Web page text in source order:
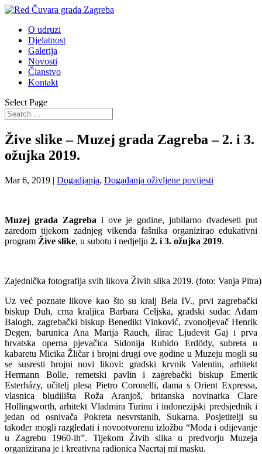
O udruzi
Djelatnost
Galerija
Novosti
Članstvo
Kontakt
Select Page
Žive slike – Muzej grada Zagreba – 2. i 3.
ožujka 2019.
Mar 6, 2019 | Dogadjanja, Događanja oživljene povijesti
Muzej grada Zagreba i ove je godine, jubilarno dvadeseti put
zaredom tijekom zadnjeg vikenda fašnika organizirao edukativni
program Žive slike, u subotu i nedjelju 2. i 3. ožujka 2019.
Zajednička fotografija svih likova Živih slika 2019. (foto: Vanja Pitra)
Uz već poznate likove kao što su kralj Bela IV., prvi zagrebački
biskup Duh, crna kraljica Barbara Celjska, gradski sudac Adam
Balogh, zagrebački biskup Benedikt Vinković, zvonoljevač Henrik
Degen, barunica Ana Marija Rauch, ilirac Ljudevit Gaj i prva
hrvatska operna pjevačica Sidonija Rubido Erdödy, subreta u
kabaretu Micika Žličar i brojni drugi ove godine u Muzeju mogli su
se susresti brojni novi likovi: gradski krvnik Valentin, arhitekt
Hermann Bolle, remetski pavlin i zagrebački biskup Emerik
Esterházy, učitelj plesa Pietro Coronelli, dama s Orient Expressa,
vlasnica bludilišta Roža Aranjoš, britanska novinarka Clare
Hollingworth, arhitekt Vladmira Turinu i indonezijski predsjednik i
jedan od osnivača Pokreta nesvrstanih, Sukarna. Posjetitelji su
također mogli razgledati i novootvorenu izložbu “Moda i odijevanje
u Zagrebu 1960-ih”. Tijekom Živih slika u predvorju Muzeja
organizirana je i kreativna radionica Nacrtaj mi masku.